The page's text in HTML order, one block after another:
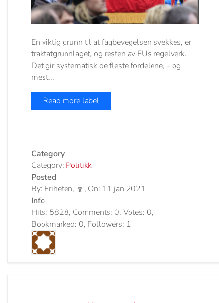
En viktig grunn til at fagbevegelsen svekkes, er
traktatgrunnlaget, og resten av EUs regelverk.
Det gir systematisk de fleste fordelene, - og
mest...
Read more label
Category
Category: Politikk
Posted
By: Friheten,
, On: 11 jan 2021
Info
Hits: 5828, Comments: 0, Votes: 0,
Bookmarked: 0, Followers: 1